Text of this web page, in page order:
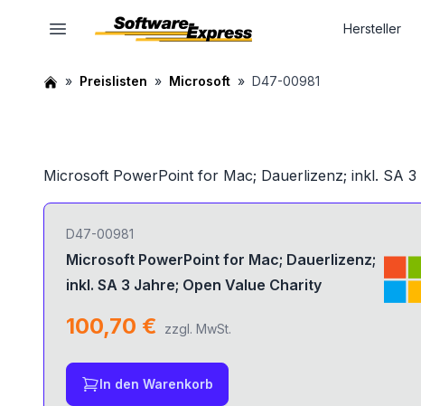
Hersteller
Preislisten Microsoft D47-00981
Microsoft PowerPoint for Mac; Dauerlizenz; inkl. SA
D47-00981
Microsoft PowerPoint for Mac; Dauerlizenz;
inkl. SA 3 Jahre; Open Value Charity
100,70 € zzgl. MwSt.
In den Warenkorb